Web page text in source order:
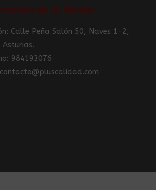
de la tienda
Calle Peña Salón 50, Naves 1-2,
Asturias.
984193076